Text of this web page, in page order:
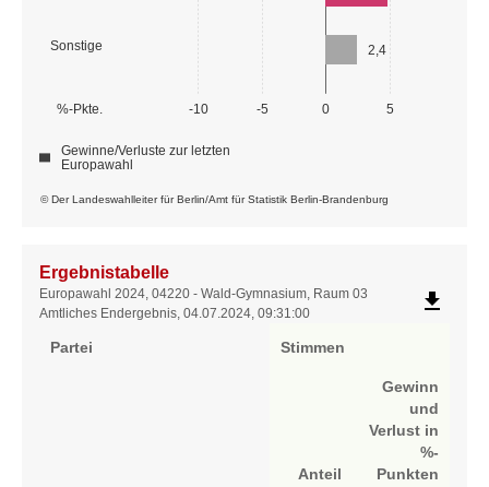
Sonstige
-10 -5 0 5
%-Pkte.
2,4
© Der Landeswahlleiter für Berlin/Amt für Statistik Berlin-Brandenburg
Gewinne/Verluste zur letzten
Europawahl
Ergebnistabelle
Ergebnistabelle
Europawahl 2024, 04220 - Wald-Gymnasium, Raum 03
Amtliches Endergebnis, 04.07.2024, 09:31:00
file_download
Partei Stimmen
Anteil
Gewinn
und
Verlust in
%-
Punkten